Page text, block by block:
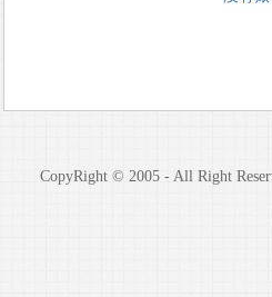
CopyRight © 2005 - All Right